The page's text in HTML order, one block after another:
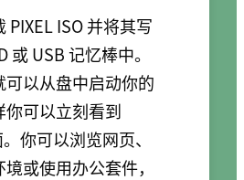
PIXEL ISO 并将其写
或 USB 记忆棒中。
可以从盘中启动你的
你可以立刻看到
你可以浏览网页、
或使用办公套件，